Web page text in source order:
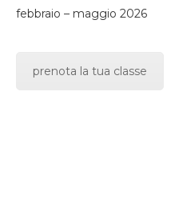
febbraio – maggio 2026
prenota la tua classe